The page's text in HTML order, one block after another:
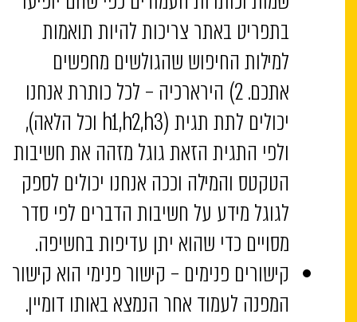
בתפריט באתר צריכות להיות תואמות
למילות החיפוש שהגולשים מחפשים
אתכם. 2) הירארכיה – לכל כותרת אנחנו
יכולים לתת תגית (h1,h2,h3 וכל הלאה),
ולפי התגית הזאת גוגל מזהה את חשיבות
הטקטס והמילה וככה אנחנו יכולים לספק
לגוגל מידע על חשיבות הדברים לפי סדר
מסויים כדי שהוא יתן עדיפות בחשיפה.
קישורים פנימים – קישור פנימי הוא קישור
המפנה לעמוד אחר הנמצא באותו דומיין.